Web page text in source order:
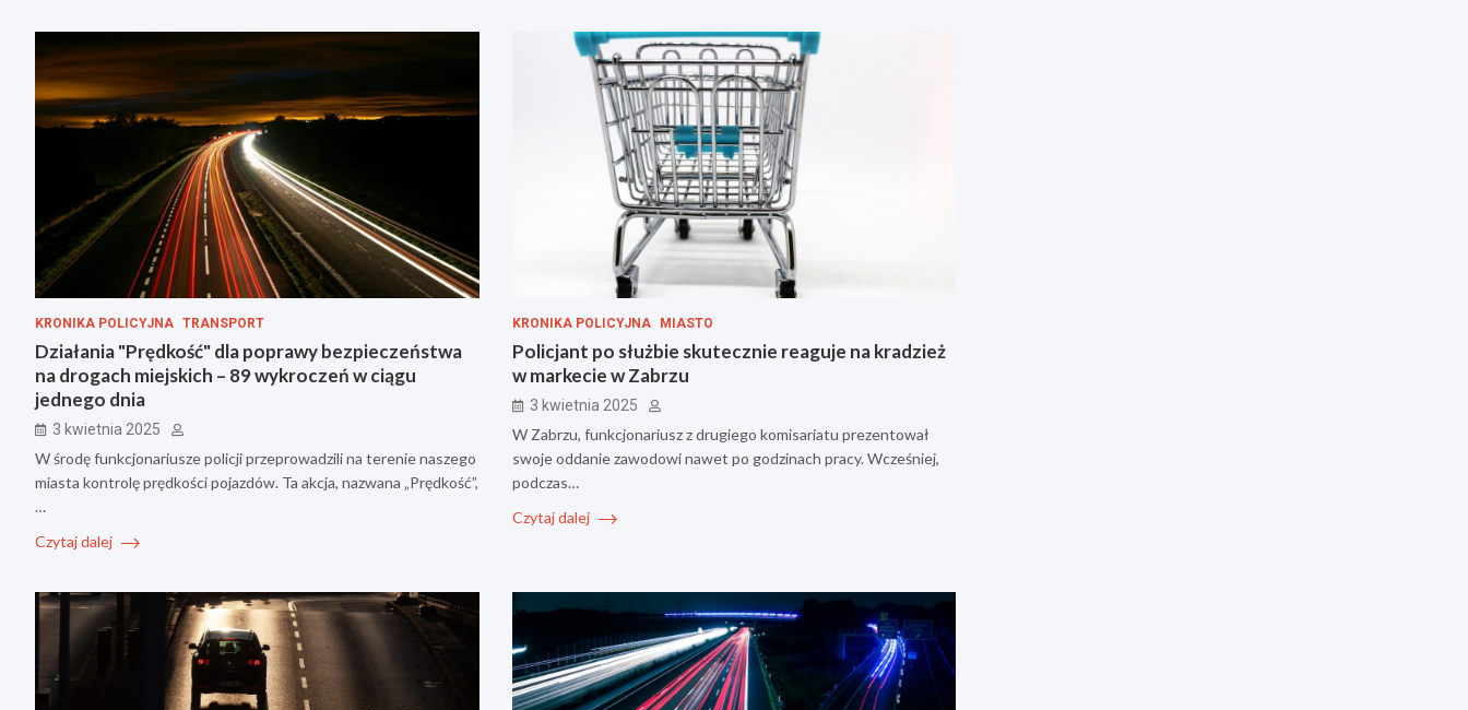
KRONIKA POLICYJNA TRANSPORT
Działania "Prędkość" dla poprawy bezpieczeństwa
na drogach miejskich – 89 wykroczeń w ciągu
jednego dnia
3 kwietnia 2025
W środę funkcjonariusze policji przeprowadzili na terenie naszego
miasta kontrolę prędkości pojazdów. Ta akcja, nazwana „Prędkość”,
…
Czytaj dalej
KRONIKA POLICYJNA MIASTO
Policjant po służbie skutecznie reaguje na kradzież
w markecie w Zabrzu
3 kwietnia 2025
W Zabrzu, funkcjonariusz z drugiego komisariatu prezentował
swoje oddanie zawodowi nawet po godzinach pracy. Wcześniej,
podczas…
Czytaj dalej